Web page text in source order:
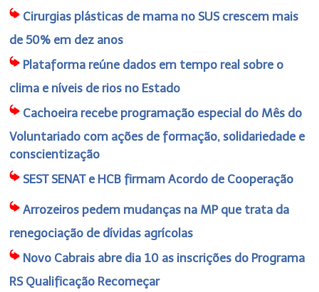
Cirurgias plásticas de mama no SUS crescem mais
de 50% em dez anos
Plataforma reúne dados em tempo real sobre o
clima e níveis de rios no Estado
Cachoeira recebe programação especial do Mês do
Voluntariado com ações de formação, solidariedade e
conscientização
SEST SENAT e HCB firmam Acordo de Cooperação
Arrozeiros pedem mudanças na MP que trata da
renegociação de dívidas agrícolas
Novo Cabrais abre dia 10 as inscrições do Programa
RS Qualificação Recomeçar